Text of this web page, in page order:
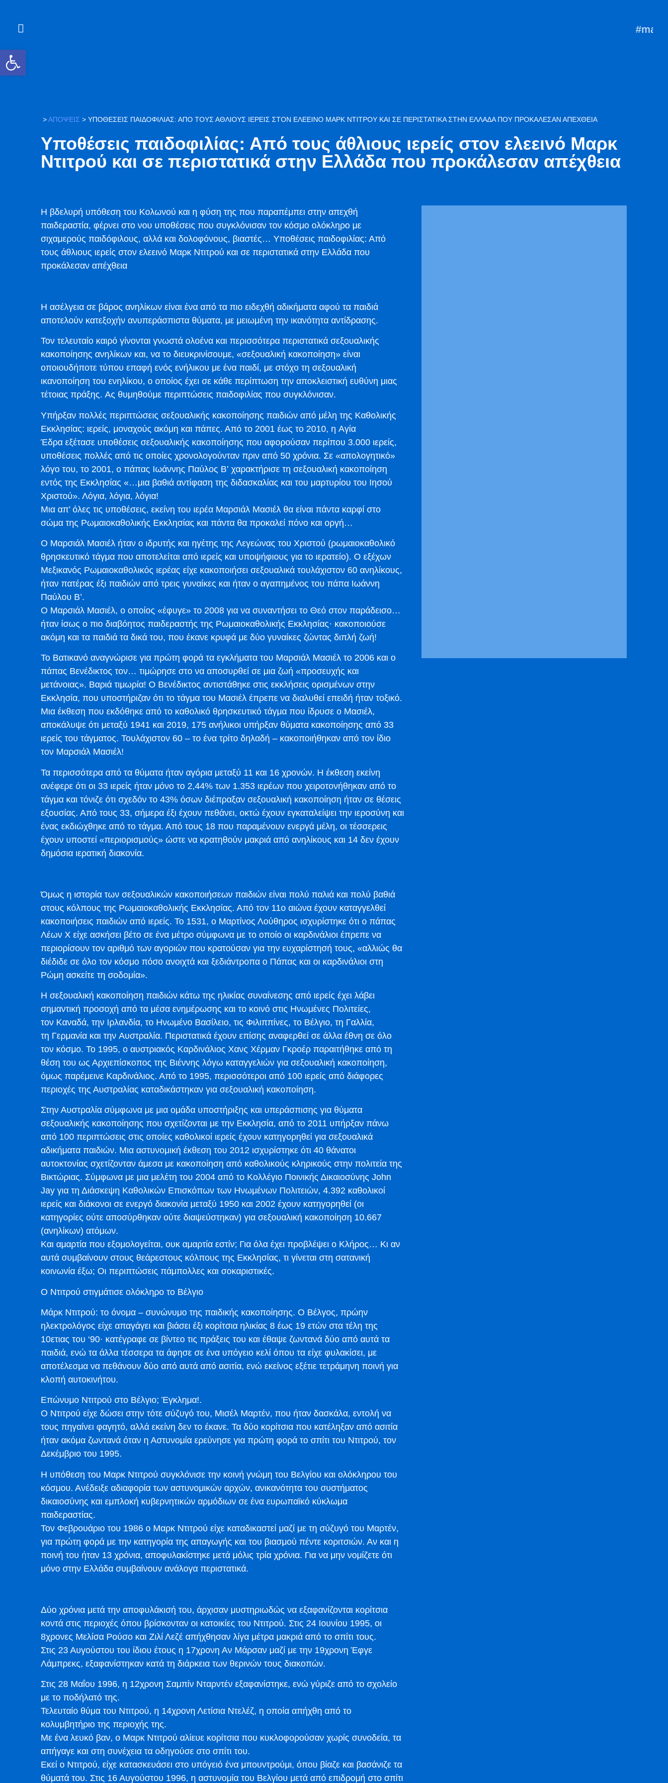
>ΑΠΟΨΕΙΣ > ΥΠΟΘΈΣΕΙΣ ΠΑΙΔΟΦΙΛΊΑΣ: ΑΠΌ ΤΟΥΣ ΆΘΛΙΟΥΣ ΙΕΡΕΊΣ ΣΤΟΝ ΕΛΕΕΙΝΌ ΜΑΡΚ ΝΤΙΤΡΟΎ ΚΑΙ ΣΕ ΠΕΡΙΣΤΑΤΙΚΆ ΣΤΗΝ ΕΛΛΆΔΑ ΠΟΥ ΠΡΟΚΆΛΕΣΑΝ ΑΠΈΧΘΕΙΑ
Υποθέσεις παιδοφιλίας: Από τους άθλιους ιερείς στον ελεεινό Μαρκ
Ντιτρού και σε περιστατικά στην Ελλάδα που προκάλεσαν απέχθεια
Η βδελυρή υπόθεση του Κολωνού και η φύση της που παραπέμπει στην απεχθή
παιδεραστία, φέρνει στο νου υποθέσεις που συγκλόνισαν τον κόσμο ολόκληρο με
σιχαμερούς παιδόφιλους, αλλά και δολοφόνους, βιαστές… Υποθέσεις παιδοφιλίας: Από
τους άθλιους ιερείς στον ελεεινό Μαρκ Ντιτρού και σε περιστατικά στην Ελλάδα που
προκάλεσαν απέχθεια
Η ασέλγεια σε βάρος ανηλίκων είναι ένα από τα πιο ειδεχθή αδικήματα αφού τα παιδιά
αποτελούν κατεξοχήν ανυπεράσπιστα θύματα, με μειωμένη την ικανότητα αντίδρασης.
Τον τελευταίο καιρό γίνονται γνωστά ολοένα και περισσότερα περιστατικά σεξουαλικής
κακοποίησης ανηλίκων και, να το διευκρινίσουμε, «σεξουαλική κακοποίηση» είναι
οποιουδήποτε τύπου επαφή ενός ενήλικου με ένα παιδί, με στόχο τη σεξουαλική
ικανοποίηση του ενηλίκου, ο οποίος έχει σε κάθε περίπτωση την αποκλειστική ευθύνη μιας
τέτοιας πράξης. Ας θυμηθούμε περιπτώσεις παιδοφιλίας που συγκλόνισαν.
Υπήρξαν πολλές περιπτώσεις σεξουαλικής κακοποίησης παιδιών από μέλη της Καθολικής
Εκκλησίας: ιερείς, μοναχούς ακόμη και πάπες. Από το 2001 έως το 2010, η Αγία
Έδρα εξέτασε υποθέσεις σεξουαλικής κακοποίησης που αφορούσαν περίπου 3.000 ιερείς,
υποθέσεις πολλές από τις οποίες χρονολογούνταν πριν από 50 χρόνια. Σε «απολογητικό»
λόγο του, το 2001, ο πάπας Ιωάννης Παύλος Β’ χαρακτήρισε τη σεξουαλική κακοποίηση
εντός της Εκκλησίας «…μια βαθιά αντίφαση της διδασκαλίας και του μαρτυρίου του Ιησού
Χριστού». Λόγια, λόγια, λόγια!
Μια απ’ όλες τις υποθέσεις, εκείνη του ιερέα Μαρσιάλ Μασιέλ θα είναι πάντα καρφί στο
σώμα της Ρωμαιοκαθολικής Εκκλησίας και πάντα θα προκαλεί πόνο και οργή…
Ο Μαρσιάλ Μασιέλ ήταν ο ιδρυτής και ηγέτης της Λεγεώνας του Χριστού (ρωμαιοκαθολικό
θρησκευτικό τάγμα που αποτελείται από ιερείς και υποψήφιους για το ιερατείο). Ο εξέχων
Μεξικανός Ρωμαιοκαθολικός ιερέας είχε κακοποιήσει σεξουαλικά τουλάχιστον 60 ανηλίκους,
ήταν πατέρας έξι παιδιών από τρεις γυναίκες και ήταν ο αγαπημένος του πάπα Ιωάννη
Παύλου Β’.
Ο Μαρσιάλ Μασιέλ, ο οποίος «έφυγε» το 2008 για να συναντήσει το Θεό στον παράδεισο…
ήταν ίσως ο πιο διαβόητος παιδεραστής της Ρωμαιοκαθολικής Εκκλησίας· κακοποιούσε
ακόμη και τα παιδιά τα δικά του, που έκανε κρυφά με δύο γυναίκες ζώντας διπλή ζωή!
Το Βατικανό αναγνώρισε για πρώτη φορά τα εγκλήματα του Μαρσιάλ Μασιέλ το 2006 και ο
πάπας Βενέδικτος τον… τιμώρησε στο να αποσυρθεί σε μια ζωή «προσευχής και
μετάνοιας». Βαριά τιμωρία! Ο Βενέδικτος αντιστάθηκε στις εκκλήσεις ορισμένων στην
Εκκλησία, που υποστήριζαν ότι το τάγμα του Μασιέλ έπρεπε να διαλυθεί επειδή ήταν τοξικό.
Μια έκθεση που εκδόθηκε από το καθολικό θρησκευτικό τάγμα που ίδρυσε ο Μασιέλ,
αποκάλυψε ότι μεταξύ 1941 και 2019, 175 ανήλικοι υπήρξαν θύματα κακοποίησης από 33
ιερείς του τάγματος. Τουλάχιστον 60 – το ένα τρίτο δηλαδή – κακοποιήθηκαν από τον ίδιο
τον Μαρσιάλ Μασιέλ!
Τα περισσότερα από τα θύματα ήταν αγόρια μεταξύ 11 και 16 χρονών. Η έκθεση εκείνη
ανέφερε ότι οι 33 ιερείς ήταν μόνο το 2,44% των 1.353 ιερέων που χειροτονήθηκαν από το
τάγμα και τόνιζε ότι σχεδόν το 43% όσων διέπραξαν σεξουαλική κακοποίηση ήταν σε θέσεις
εξουσίας. Από τους 33, σήμερα έξι έχουν πεθάνει, οκτώ έχουν εγκαταλείψει την ιεροσύνη και
ένας εκδιώχθηκε από το τάγμα. Από τους 18 που παραμένουν ενεργά μέλη, οι τέσσερεις
έχουν υποστεί «περιορισμούς» ώστε να κρατηθούν μακριά από ανηλίκους και 14 δεν έχουν
δημόσια ιερατική διακονία.
Όμως η ιστορία των σεξουαλικών κακοποιήσεων παιδιών είναι πολύ παλιά και πολύ βαθιά
στους κόλπους της Ρωμαιοκαθολικής Εκκλησίας. Από τον 11ο αιώνα έχουν καταγγελθεί
κακοποιήσεις παιδιών από ιερείς. Το 1531, ο Μαρτίνος Λούθηρος ισχυρίστηκε ότι ο πάπας
Λέων Χ είχε ασκήσει βέτο σε ένα μέτρο σύμφωνα με το οποίο οι καρδινάλιοι έπρεπε να
περιορίσουν τον αριθμό των αγοριών που κρατούσαν για την ευχαρίστησή τους, «αλλιώς θα
διέδιδε σε όλο τον κόσμο πόσο ανοιχτά και ξεδιάντροπα ο Πάπας και οι καρδινάλιοι στη
Ρώμη ασκείτε τη σοδομία».
Η σεξουαλική κακοποίηση παιδιών κάτω της ηλικίας συναίνεσης από ιερείς έχει λάβει
σημαντική προσοχή από τα μέσα ενημέρωσης και το κοινό στις Ηνωμένες Πολιτείες,
τον Καναδά, την Ιρλανδία, το Ηνωμένο Βασίλειο, τις Φιλιππίνες, το Βέλγιο, τη Γαλλία,
τη Γερμανία και την Αυστραλία. Περιστατικά έχουν επίσης αναφερθεί σε άλλα έθνη σε όλο
τον κόσμο. Το 1995, ο αυστριακός Καρδινάλιος Χανς Χέρμαν Γκροέρ παραιτήθηκε από τη
θέση του ως Αρχιεπίσκοπος της Βιέννης λόγω καταγγελιών για σεξουαλική κακοποίηση,
όμως παρέμεινε Καρδινάλιος. Από το 1995, περισσότεροι από 100 ιερείς από διάφορες
περιοχές της Αυστραλίας καταδικάστηκαν για σεξουαλική κακοποίηση.
Στην Αυστραλία σύμφωνα με μια ομάδα υποστήριξης και υπεράσπισης για θύματα
σεξουαλικής κακοποίησης που σχετίζονται με την Εκκλησία, από το 2011 υπήρξαν πάνω
από 100 περιπτώσεις στις οποίες καθολικοί ιερείς έχουν κατηγορηθεί για σεξουαλικά
αδικήματα παιδιών. Μια αστυνομική έκθεση του 2012 ισχυρίστηκε ότι 40 θάνατοι
αυτοκτονίας σχετίζονταν άμεσα με κακοποίηση από καθολικούς κληρικούς στην πολιτεία της
Βικτώριας. Σύμφωνα με μια μελέτη του 2004 από το Κολλέγιο Ποινικής Δικαιοσύνης John
Jay για τη Διάσκεψη Καθολικών Επισκόπων των Ηνωμένων Πολιτειών, 4.392 καθολικοί
ιερείς και διάκονοι σε ενεργό διακονία μεταξύ 1950 και 2002 έχουν κατηγορηθεί (οι
κατηγορίες ούτε αποσύρθηκαν ούτε διαψεύστηκαν) για σεξουαλική κακοποίηση 10.667
(ανηλίκων) ατόμων.
Και αμαρτία που εξομολογείται, ουκ αμαρτία εστίν; Για όλα έχει προβλέψει ο Κλήρος… Κι αν
αυτά συμβαίνουν στους θεάρεστους κόλπους της Εκκλησίας, τι γίνεται στη σατανική
κοινωνία έξω; Οι περιπτώσεις πάμπολλες και σοκαριστικές.
Ο Ντιτρού στιγμάτισε ολόκληρο το Βέλγιο
Μάρκ Ντιτρού: το όνομα – συνώνυμο της παιδικής κακοποίησης. Ο Βέλγος, πρώην
ηλεκτρολόγος είχε απαγάγει και βιάσει έξι κορίτσια ηλικίας 8 έως 19 ετών στα τέλη της
10ετιας του ‘90· κατέγραφε σε βίντεο τις πράξεις του και έθαψε ζωντανά δύο από αυτά τα
παιδιά, ενώ τα άλλα τέσσερα τα άφησε σε ένα υπόγειο κελί όπου τα είχε φυλακίσει, με
αποτέλεσμα να πεθάνουν δύο από αυτά από ασιτία, ενώ εκείνος εξέτιε τετράμηνη ποινή για
κλοπή αυτοκινήτου.
Επώνυμο Ντιτρού στο Βέλγιο; Έγκλημα!.
Ο Ντιτρού είχε δώσει στην τότε σύζυγό του, Μισέλ Μαρτέν, που ήταν δασκάλα, εντολή να
τους πηγαίνει φαγητό, αλλά εκείνη δεν το έκανε. Τα δύο κορίτσια που κατέληξαν από ασιτία
ήταν ακόμα ζωντανά όταν η Αστυνομία ερεύνησε για πρώτη φορά το σπίτι του Ντιτρού, τον
Δεκέμβριο του 1995.
Η υπόθεση του Μαρκ Ντιτρού συγκλόνισε την κοινή γνώμη του Βελγίου και ολόκληρου του
κόσμου. Ανέδειξε αδιαφορία των αστυνομικών αρχών, ανικανότητα του συστήματος
δικαιοσύνης και εμπλοκή κυβερνητικών αρμόδιων σε ένα ευρωπαϊκό κύκλωμα
παιδεραστίας.
Τον Φεβρουάριο του 1986 ο Μαρκ Ντιτρού είχε καταδικαστεί μαζί με τη σύζυγό του Μαρτέν,
για πρώτη φορά με την κατηγορία της απαγωγής και του βιασμού πέντε κοριτσιών. Αν και η
ποινή του ήταν 13 χρόνια, αποφυλακίστηκε μετά μόλις τρία χρόνια. Για να μην νομίζετε ότι
μόνο στην Ελλάδα συμβαίνουν ανάλογα περιστατικά.
Δύο χρόνια μετά την αποφυλάκισή του, άρχισαν μυστηριωδώς να εξαφανίζονται κορίτσια
κοντά στις περιοχές όπου βρίσκονταν οι κατοικίες του Ντιτρού. Στις 24 Ιουνίου 1995, οι
8χρονες Μελίσα Ρούσο και Ζιλί Λεζέ απήχθησαν λίγα μέτρα μακριά από το σπίτι τους.
Στις 23 Αυγούστου του ίδιου έτους η 17χρονη Αν Μάρσαν μαζί με την 19χρονη Έφγε
Λάμπρεκς, εξαφανίστηκαν κατά τη διάρκεια των θερινών τους διακοπών.
Στις 28 Μαΐου 1996, η 12χρονη Σαμπίν Νταρντέν εξαφανίστηκε, ενώ γύριζε από το σχολείο
με το ποδήλατό της.
Τελευταίο θύμα του Ντιτρού, η 14χρονη Λετίσια Ντελέζ, η οποία απήχθη από το
κολυμβητήριο της περιοχής της.
Με ένα λευκό βαν, ο Μαρκ Ντιτρού αλίευε κορίτσια που κυκλοφορούσαν χωρίς συνοδεία, τα
απήγαγε και στη συνέχεια τα οδηγούσε στο σπίτι του.
Εκεί ο Ντιτρού, είχε κατασκευάσει στο υπόγειό ένα μπουντρούμι, όπου βίαζε και βασάνιζε τα
θύματά του. Στις 16 Αυγούστου 1996, η αστυνομία του Βελγίου μετά από επιδρομή στο σπίτι
Ανοίξτε τη γραμμή εργαλείων